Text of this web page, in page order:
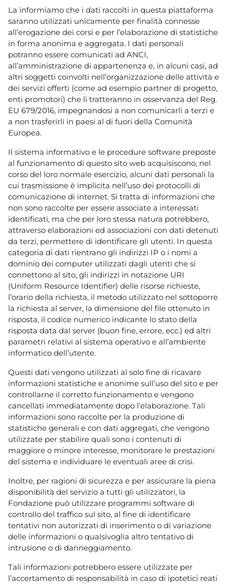
La informiamo che i dati raccolti in questa piattaforma
saranno utilizzati unicamente per finalità connesse
all’erogazione dei corsi e per l’elaborazione di statistiche
in forma anonima e aggregata. I dati personali
potranno essere comunicati ad ANCI,
all’amministrazione di appartenenza e, in alcuni casi, ad
altri soggetti coinvolti nell’organizzazione delle attività e
dei servizi offerti (come ad esempio partner di progetto,
enti promotori) che li tratteranno in osservanza del Reg.
EU 679/2016, impegnandosi a non comunicarli a terzi e
a non trasferirli in paesi al di fuori della Comunità
Europea.
Il sistema informativo e le procedure software preposte
al funzionamento di questo sito web acquisiscono, nel
corso del loro normale esercizio, alcuni dati personali la
cui trasmissione è implicita nell’uso dei protocolli di
comunicazione di internet. Si tratta di informazioni che
non sono raccolte per essere associate a interessati
identificati, ma che per loro stessa natura potrebbero,
attraverso elaborazioni ed associazioni con dati detenuti
da terzi, permettere di identificare gli utenti. In questa
categoria di dati rientrano gli indirizzi IP o i nomi a
dominio dei computer utilizzati dagli utenti che si
connettono al sito, gli indirizzi in notazione URI
(Uniform Resource Identifier) delle risorse richieste,
l’orario della richiesta, il metodo utilizzato nel sottoporre
la richiesta al server, la dimensione del file ottenuto in
risposta, il codice numerico indicante lo stato della
risposta data dal server (buon fine, errore, ecc.) ed altri
parametri relativi al sistema operativo e all’ambiente
informatico dell’utente.
Questi dati vengono utilizzati al solo fine di ricavare
informazioni statistiche e anonime sull’uso del sito e per
controllarne il corretto funzionamento e vengono
cancellati immediatamente dopo l’elaborazione. Tali
informazioni sono raccolte per la produzione di
statistiche generali e con dati aggregati, che vengono
utilizzate per stabilire quali sono i contenuti di
maggiore o minore interesse, monitorare le prestazioni
del sistema e individuare le eventuali aree di crisi.
Inoltre, per ragioni di sicurezza e per assicurare la piena
disponibilità del servizio a tutti gli utilizzatori, la
Fondazione può utilizzare programmi software di
controllo del traffico sul sito, al fine di identificare
tentativi non autorizzati di inserimento o di variazione
delle informazioni o qualsivoglia altro tentativo di
intrusione o di danneggiamento.
Tali informazioni potrebbero essere utilizzate per
l’accertamento di responsabilità in caso di ipotetici reati